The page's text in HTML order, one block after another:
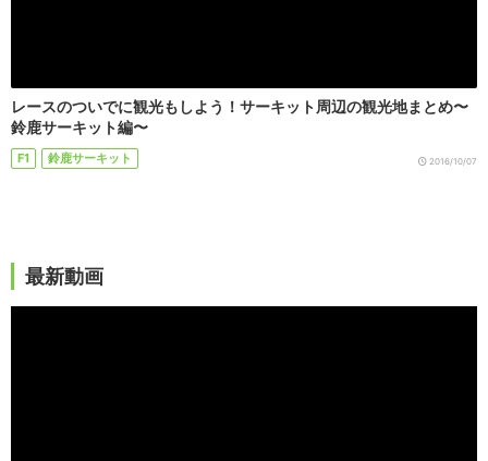
レースのついでに観光もしよう！サーキット周辺の観光地まとめ〜
鈴鹿サーキット編〜
F1 鈴鹿サーキット 2016/10/07
最新動画